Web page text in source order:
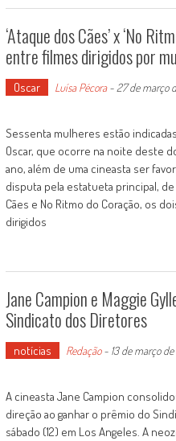
‘Ataque dos Cães’ x ‘No
entre filmes dirigidos por
Oscar Luísa Pécora-27 de março
Sessenta mulheres estão
Oscar, que ocorre na noite deste
ano, além de uma cineasta ser
disputa pela estatueta principal,
Cães e No Ritmo do Coração, os
dirigidos
Jane Campion e Maggie
Sindicato dos Diretores
notícias Redação- 13 de março
A cineasta Jane Campion
direção ao ganhar o prêmio do
sábado (12) em Los Angeles. A